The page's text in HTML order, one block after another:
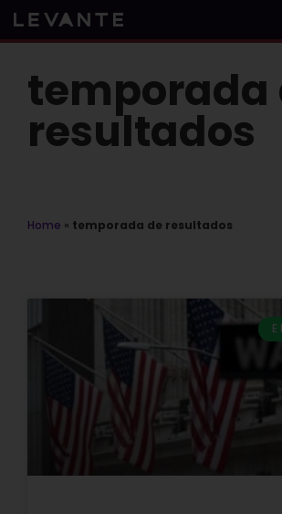
Skip
to
temporada
resultados
Home » temporada de resultados
E